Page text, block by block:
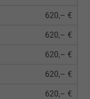
620,– €
620,– €
620,– €
620,– €
620,– €